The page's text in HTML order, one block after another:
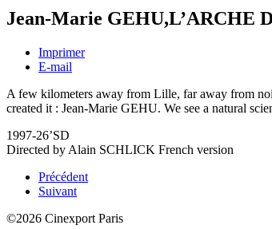
Jean-Marie GEHU,L’ARCHE
Imprimer
E-mail
A few kilometers away from Lille, far away from
created it : Jean-Marie GEHU. We see a natural
1997-26’SD
Directed by Alain SCHLICK French version
Précédent
Suivant
©2026 Cinexport Paris